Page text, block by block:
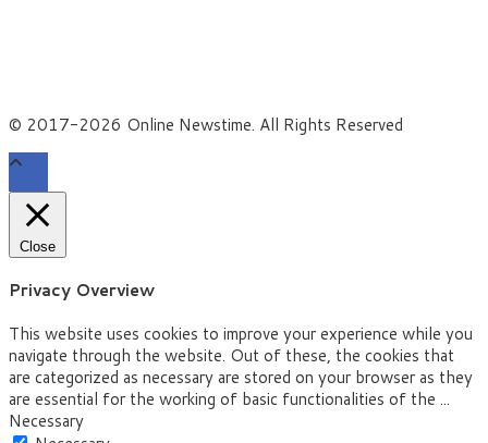
© 2017-2026 Online Newstime. All Rights Reserved
Close
Privacy Overview
This website uses cookies to improve your experience while you
navigate through the website. Out of these, the cookies that
are categorized as necessary are stored on your browser as they
are essential for the working of basic functionalities of the ...
Necessary